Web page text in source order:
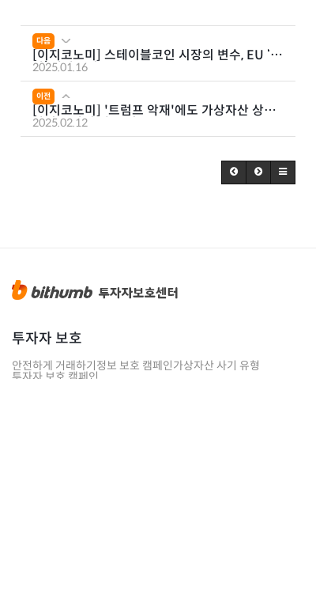
다음
[이지코노미] 스테이블코인 시장의 변수, EU ‘미
카’ 알아보기
2025.01.16
이전
[이지코노미] '트럼프 악재'에도 가상자산 상승
장이 끝나지 않은 이유
2025.02.12
투자자 보호
안전하게 거래하기정보 보호 캠페인가상자산 사기 유형
투자자 보호 캠페인